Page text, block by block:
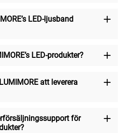
LED-ljusband
LED-produkter?
att leverera
för